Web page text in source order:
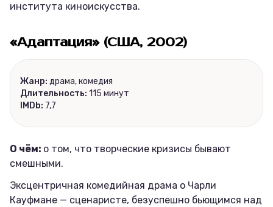
института киноискусства.
«Адаптация» (США, 2002)
Жанр: драма, комедия
Длительность: 115 минут
IMDb: 7,7
О чём: о том, что творческие кризисы бывают
смешными.
Эксцентричная комедийная драма о Чарли
Кауфмане — сценаристе, безуспешно бьющимся над